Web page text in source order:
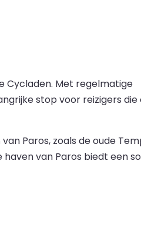
Cycladen. Met regelmatige
stop voor reizigers die
Paros, zoals de oude
van Paros biedt een